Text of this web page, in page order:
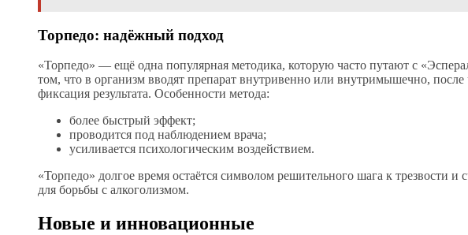
Торпедо: надёжный подход
«Торпедо» — ещё одна популярная методика, которую часто путают с
том, что в организм вводят препарат внутривенно или внутримышечно, после
фиксация результата. Особенности метода:
более быстрый эффект;
проводится под наблюдением врача;
усиливается психологическим воздействием.
«Торпедо» долгое время остаётся символом решительного шага к трезвости
для борьбы с алкоголизмом.
Новые и инновационные